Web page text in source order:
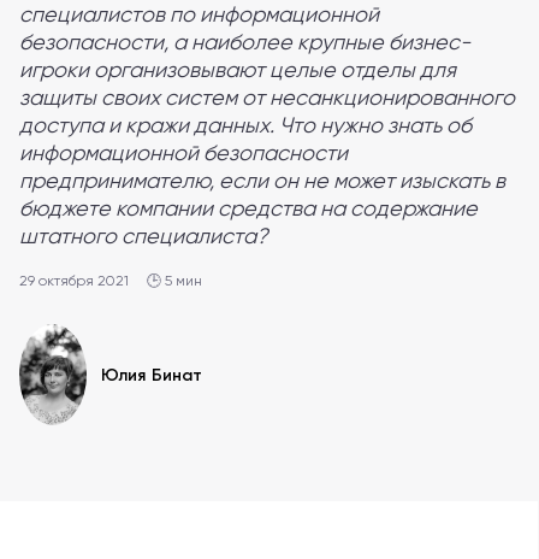
специалистов по информационной
безопасности, а наиболее крупные бизнес-
игроки организовывают целые отделы для
защиты своих систем от несанкционированного
доступа и кражи данных. Что нужно знать об
информационной безопасности
предпринимателю, если он не может изыскать в
бюджете компании средства на содержание
штатного специалиста?
29 октября 2021 🕒 5 мин
Юлия Бинат